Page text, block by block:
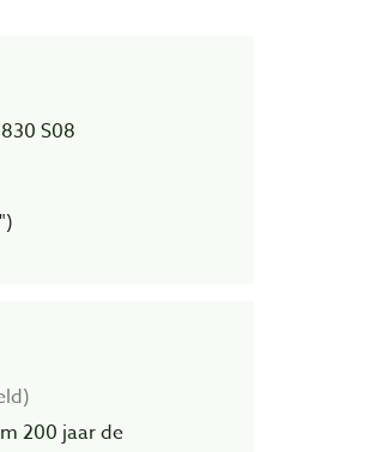
S08
200 jaar de